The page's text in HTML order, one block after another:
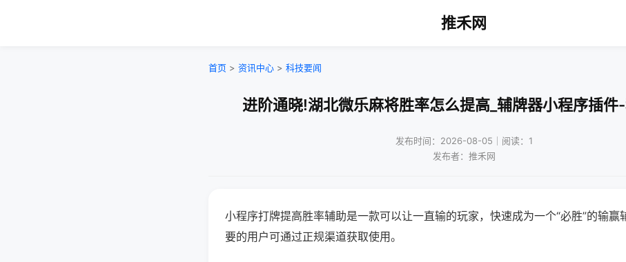
推禾网
首页 > 资讯中心 > 科技要闻
进阶通晓!湖北微乐麻将胜率怎么提高_辅牌器小程序插件
发布时间：2026-08-05｜阅读：1
发布者：推禾网
小程序打牌提高胜率辅助是一款可以让一直输的玩家，快速成为一个“必胜”的输赢
要的用户可通过正规渠道获取使用。